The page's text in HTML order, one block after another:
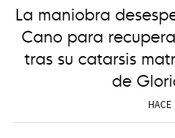
La maniobra
Cano para
tras su catarsis
de
HACE